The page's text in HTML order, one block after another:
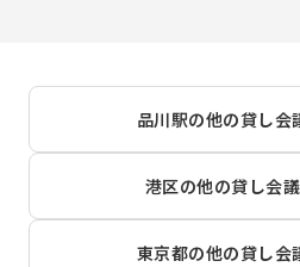
品川駅の他の貸し会
港区の他の貸し会
東京都の他の貸し会